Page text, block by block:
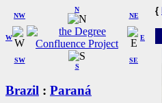
W
NW
N
NE
SW
S
SE
E
Brazil : Paraná
{